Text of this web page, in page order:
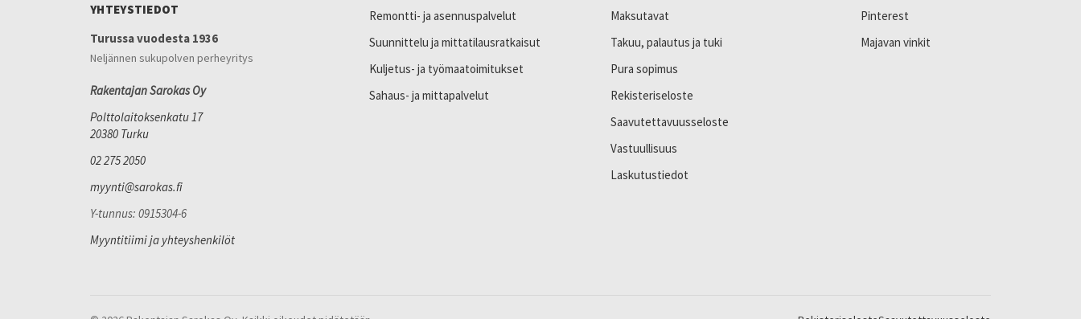
YHTEYSTIEDOT
Turussa vuodesta 1936
Neljännen sukupolven perheyritys
Rakentajan Sarokas Oy
Polttolaitoksenkatu 17
20380 Turku
02 275 2050
myynti@sarokas.fi
Y-tunnus: 0915304-6
Myyntitiimi ja yhteyshenkilöt
Remontti- ja asennuspalvelut
Suunnittelu ja mittatilausratkaisut
Kuljetus- ja työmaatoimitukset
Sahaus- ja mittapalvelut
Maksutavat
Takuu, palautus ja tuki
Pura sopimus
Rekisteriseloste
Saavutettavuusseloste
Vastuullisuus
Laskutustiedot
Pinterest
Majavan vinkit